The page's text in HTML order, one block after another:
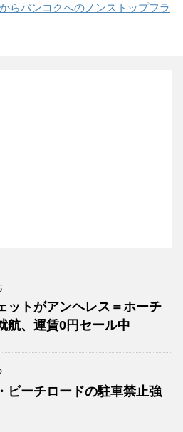
らバンコクへのノンストップフラ
ットがアンヘレス＝ホーチ
航、運賃0円セール中
ビーチロードの駐車禁止強